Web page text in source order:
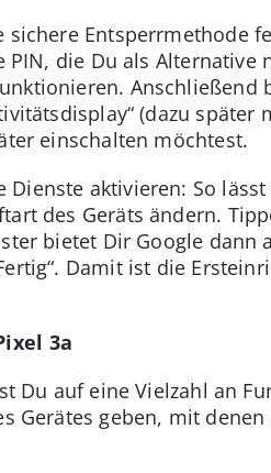
Entsperrmethode
die Du als Alternative
Anschließend
(dazu
einschalten möchtest.
aktivieren: So
des Geräts ändern.
bietet Dir Google dann
Damit ist die
3a
Du auf eine Vielzahl an
Gerätes geben, mit